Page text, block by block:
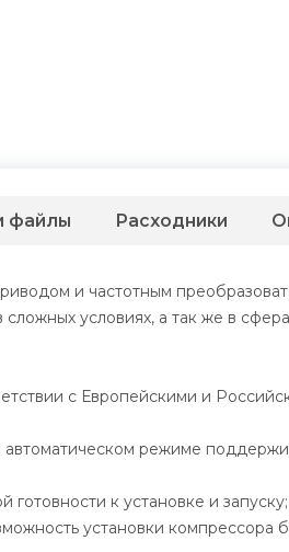
и частотным
условиях, а так же в
с Европейскими и
автоматическом режиме
к установке и запуску;
установки компрессора
файлы Расходники